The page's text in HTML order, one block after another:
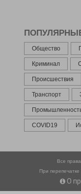
Общество
Криминал
Происшествия
Транспорт
COVID19
Все
При
О